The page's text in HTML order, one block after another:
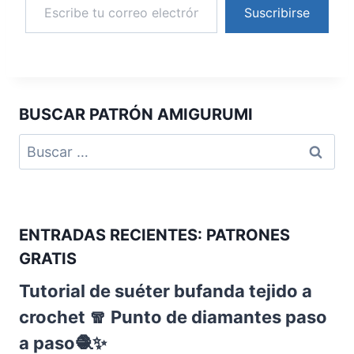
Suscribirse
BUSCAR PATRÓN AMIGURUMI
ENTRADAS RECIENTES: PATRONES
GRATIS
Tutorial de suéter bufanda tejido a
crochet 🧣 Punto de diamantes paso
a paso🧶✨